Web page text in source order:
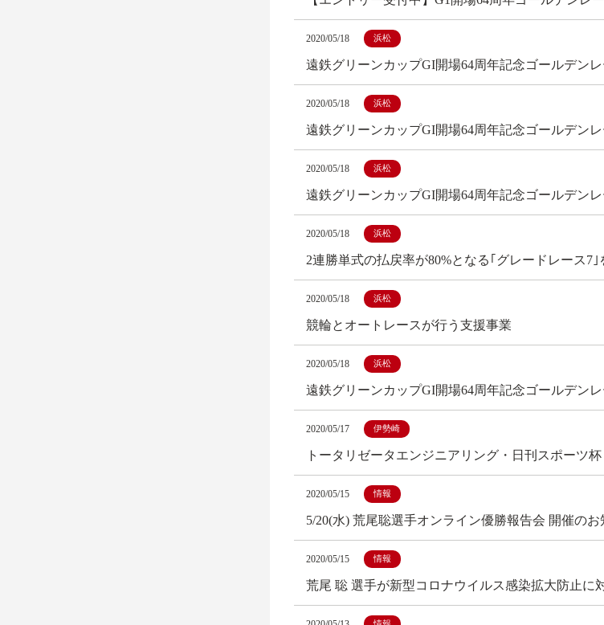
2020/05/18 浜松
遠鉄グリーンカップGI開場64周年記念ゴールデン
2020/05/18 浜松
遠鉄グリーンカップGI開場64周年記念ゴールデン
2020/05/18 浜松
遠鉄グリーンカップGI開場64周年記念ゴールデン
2020/05/18 浜松
2連勝単式の払戻率が80%となる｢グレードレース7｣
2020/05/18 浜松
競輪とオートレースが行う支援事業
2020/05/18 浜松
遠鉄グリーンカップGI開場64周年記念ゴールデン
2020/05/17 伊勢崎
トータリゼータエンジニアリング・日刊スポーツ
2020/05/15 情報
5/20(水) 荒尾聡選手オンライン優勝報告会 開催のお
2020/05/15 情報
荒尾 聡 選手が新型コロナウイルス感染拡大防止に